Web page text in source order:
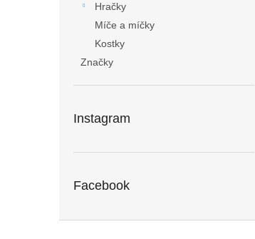
Hračky
Míče a míčky
Kostky
Značky
Instagram
Facebook